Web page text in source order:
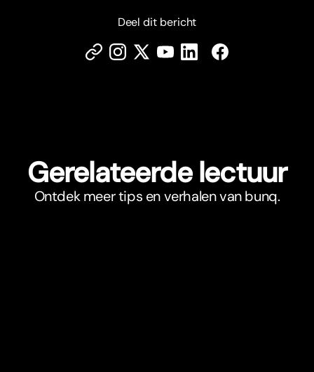
Deel dit bericht
Gerelateerde lectuur
Ontdek meer tips en verhalen van bunq.